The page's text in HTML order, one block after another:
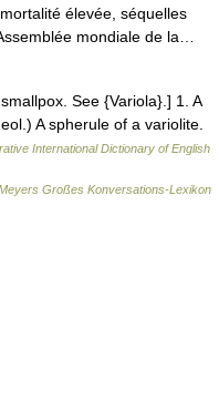
élevée, séquelles
mondiale de la…
See {Variola}.] 1. A
A spherule of a variolite.
International Dictionary of English
Großes Konversations-Lexikon